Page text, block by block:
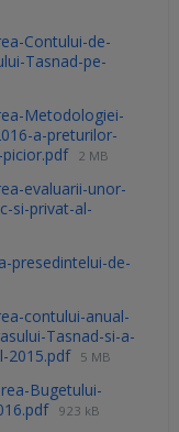
Contului-de-
Tasnad-pe-
Metodologiei-
a-preturilor-
2 MB
evaluarii-unor-
si-privat-al-
presedintelui-de-
contului-anual-
Tasnad-si-a-
2015.pdf
5 MB
Bugetului-
923 kB